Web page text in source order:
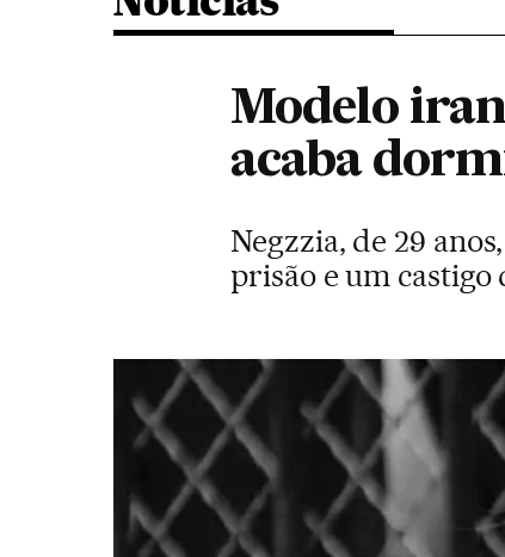
Modelo
acaba
Negzzia, de 29
prisão e um castigo